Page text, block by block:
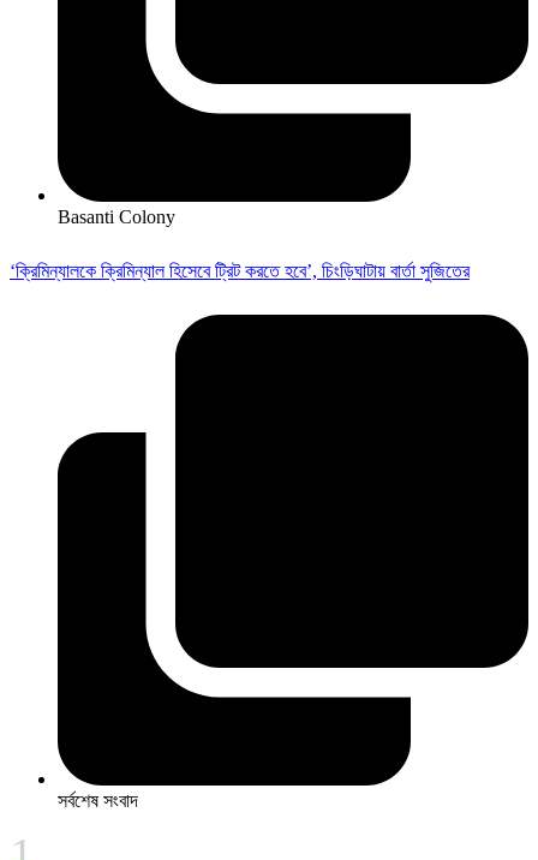
Basanti Colony
‘ক্রিমিন্যালকে ক্রিমিন্যাল হিসেবে ট্রিট করতে হবে’, চিংড়িঘাটায় বার্তা সুজিতের
সর্বশেষ সংবাদ